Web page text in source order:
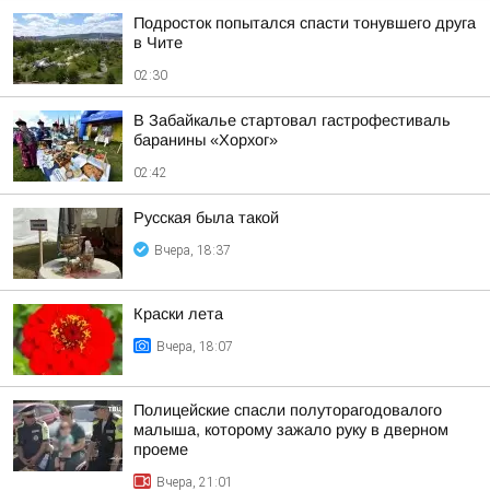
Подросток попытался спасти тонувшего друга
в Чите
02:30
В Забайкалье стартовал гастрофестиваль
баранины «Хорхог»
02:42
Русская была такой
Вчера, 18:37
Краски лета
Вчера, 18:07
Полицейские спасли полуторагодовалого
малыша, которому зажало руку в дверном
проеме
Вчера, 21:01